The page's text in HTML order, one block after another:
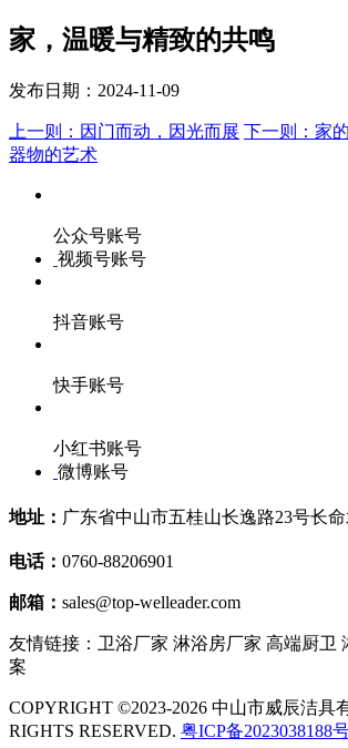
家，温暖与精致的共鸣
发布日期：2024-11-09
上一则：因门而动，因光而展 下一则：家
器物的艺术
公众号账号
视频号账号
抖音账号
快手账号
小红书账号
微博账号
地址： 广东省中山市五桂山长逸路23号长
电话： 0760-88206901
邮箱： sales@top-welleader.com
友情链接：卫浴厂家 淋浴房厂家 高端厨卫
案
COPYRIGHT ©2023-2026 中山市威辰洁具
RIGHTS RESERVED. 粤ICP备2023038188